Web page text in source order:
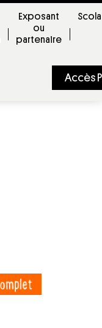
Exposant
ou
partenaire
Accès